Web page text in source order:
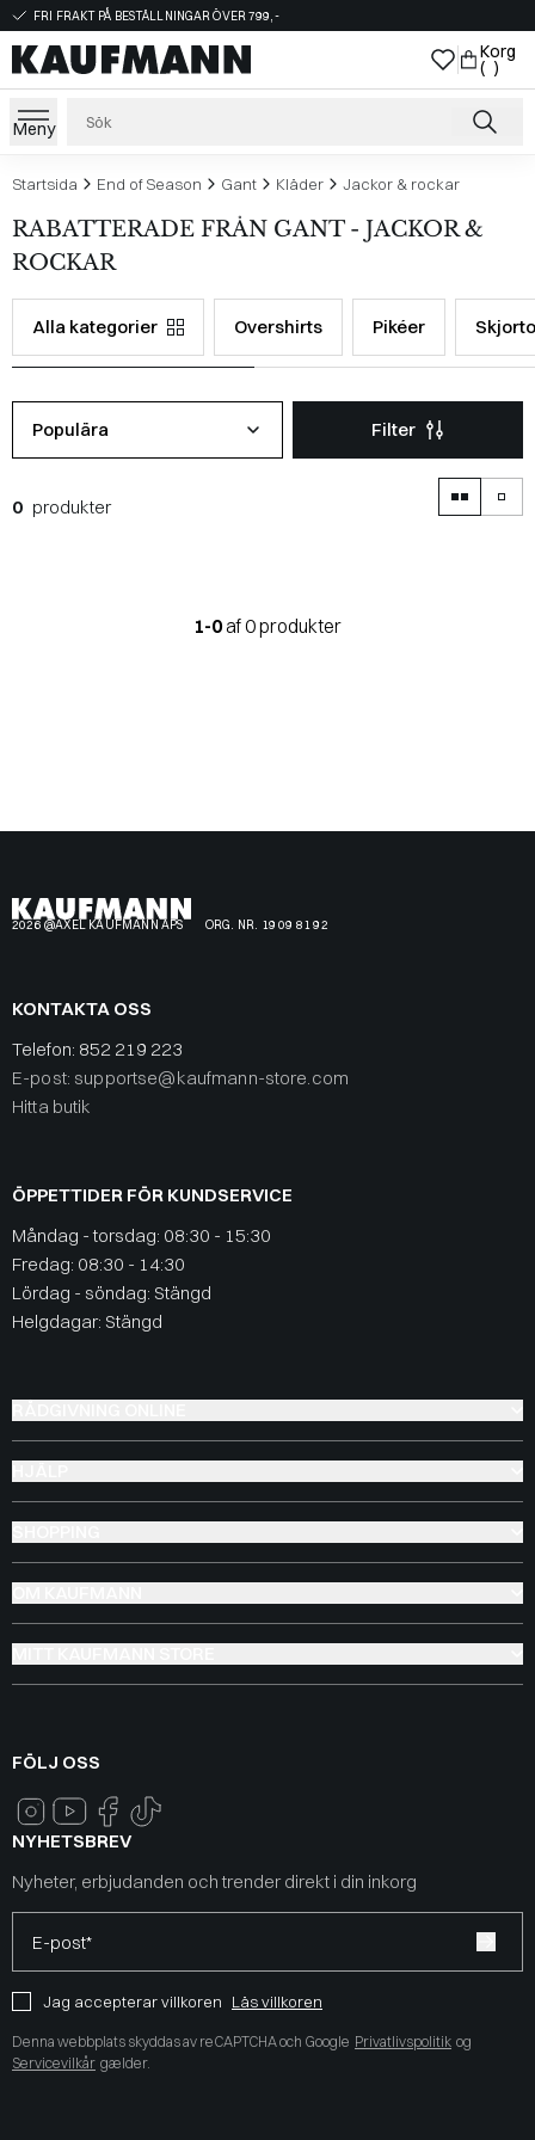
FRI FRAKT PÅ BESTÄLLNINGAR ÖVER 799,-
Korg
( )
Meny
Startsida End of Season Gant Kläder Jackor & rockar
RABATTERADE FRÅN GANT - JACKOR &
ROCKAR
Alla kategorier Overshirts Pikéer
Populära Filter
0 produkter
1-0af 0 produkter
2026 @AXEL KAUFMANN APS ORG. NR. 19 09 81 92
KONTAKTA OSS
Telefon: 852 219 223
E-post: supportse@kaufmann-store.com
Hitta butik
ÖPPETTIDER FÖR KUNDSERVICE
Måndag - torsdag: 08:30 - 15:30
Fredag: 08:30 - 14:30
Lördag - söndag: Stängd
Helgdagar: Stängd
FÖLJ OSS
NYHETSBREV
Nyheter, erbjudanden och trender direkt i din inkorg
E-post*
Jag accepterar villkoren Läs villkoren
Denna webbplats skyddas av reCAPTCHA och Google Privatlivspolitik og
Servicevilkår gælder.